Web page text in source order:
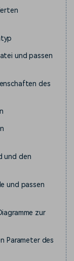
und passen
des
und den
und passen
zur
Parameter des